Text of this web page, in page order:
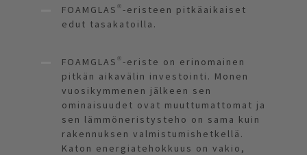
FOAMGLAS®-eristeen pitkäaikaiset
edut tasakatoilla.
FOAMGLAS®-eriste on erinomainen
pitkän aikavälin investointi. Monen
vuosikymmenen jälkeen sen
ominaisuudet ovat muuttumattomat ja
sen lämmöneristysteho on sama kuin
rakennuksen valmistumishetkellä.
Katon energiatehokkuus on vakio,